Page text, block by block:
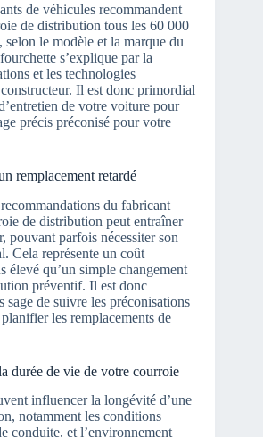
de véhicules recommandent
de distribution tous les 60 000
le modèle et la marque du
s’explique par la
et les technologies
Il est donc primordial
de votre voiture pour
précis préconisé pour votre
remplacement retardé
du fabricant
de distribution peut entraîner
pouvant parfois nécessiter son
Cela représente un coût
élevé qu’un simple changement
préventif. Il est donc
sage de suivre les préconisations
les remplacements de
durée de vie de votre courroie
influencer la longévité d’une
notamment les conditions
conduite, et l’environnement